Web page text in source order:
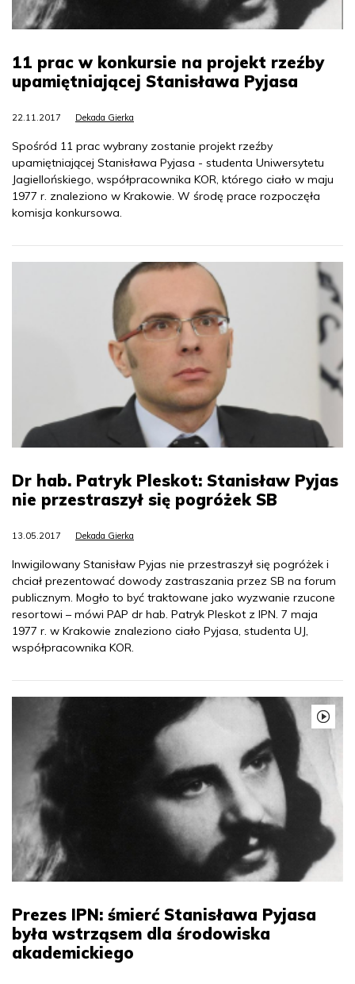
11 prac w konkursie na projekt rzeźby
upamiętniającej Stanisława Pyjasa
22.11.2017 Dekada Gierka
Spośród 11 prac wybrany zostanie projekt rzeźby
upamiętniającej Stanisława Pyjasa - studenta Uniwersytetu
Jagiellońskiego, współpracownika KOR, którego ciało w maju
1977 r. znaleziono w Krakowie. W środę prace rozpoczęła
komisja konkursowa.
Dr hab. Patryk Pleskot: Stanisław Pyjas
nie przestraszył się pogróżek SB
13.05.2017 Dekada Gierka
Inwigilowany Stanisław Pyjas nie przestraszył się pogróżek i
chciał prezentować dowody zastraszania przez SB na forum
publicznym. Mogło to być traktowane jako wyzwanie rzucone
resortowi – mówi PAP dr hab. Patryk Pleskot z IPN. 7 maja
1977 r. w Krakowie znaleziono ciało Pyjasa, studenta UJ,
współpracownika KOR.
Prezes IPN: śmierć Stanisława Pyjasa
była wstrząsem dla środowiska
akademickiego